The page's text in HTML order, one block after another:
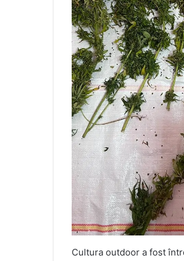
Cultura outdoor a fost